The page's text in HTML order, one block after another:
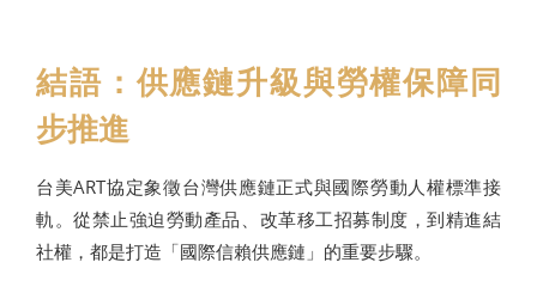
結語：供應鏈升級與勞權保障同
步推進
台美ART協定象徵台灣供應鏈正式與國際勞動人權標準接
軌。從禁止強迫勞動產品、改革移工招募制度，到精進結
社權，都是打造「國際信賴供應鏈」的重要步驟。